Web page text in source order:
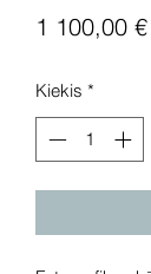
1 100,00 €
Kiekis *